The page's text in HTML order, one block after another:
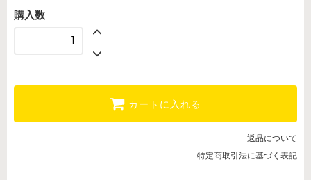
購入数
カートに入れる
返品について
特定商取引法に基づく表記